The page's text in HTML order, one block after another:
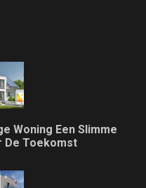
Woning Een Slimme
De Toekomst